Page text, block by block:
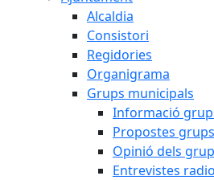
Alcaldia
Consistori
Regidories
Organigrama
Grups municipals
Informació
Propostes
Opinió dels
Entrevistes